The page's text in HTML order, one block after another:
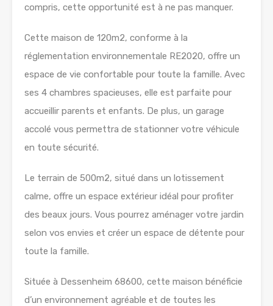
compris, cette opportunité est à ne pas manquer.
Cette maison de 120m2, conforme à la
réglementation environnementale RE2020, offre un
espace de vie confortable pour toute la famille. Avec
ses 4 chambres spacieuses, elle est parfaite pour
accueillir parents et enfants. De plus, un garage
accolé vous permettra de stationner votre véhicule
en toute sécurité.
Le terrain de 500m2, situé dans un lotissement
calme, offre un espace extérieur idéal pour profiter
des beaux jours. Vous pourrez aménager votre jardin
selon vos envies et créer un espace de détente pour
toute la famille.
Située à Dessenheim 68600, cette maison bénéficie
d’un environnement agréable et de toutes les